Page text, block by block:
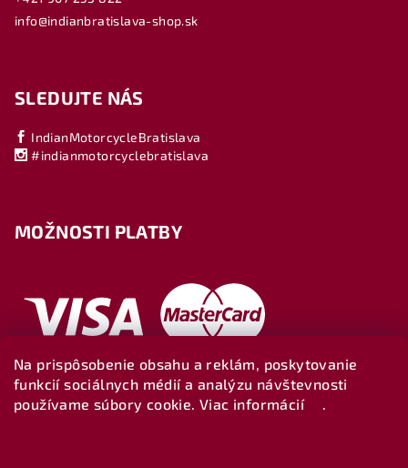
Na prispôsobenie obsahu a reklám, poskytovanie
funkcií sociálnych médií a analýzu návštevnosti
používame súbory cookie. Viac informácií
.
info@indianbratislava-shop.sk
SLEDUJTE NÁS
IndianMotorcycleBratislava
#indianmotorcyclebratislava
MOŽNOSTI PLATBY